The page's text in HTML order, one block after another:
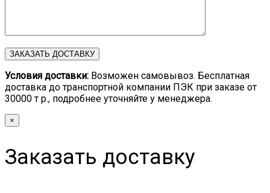
Условия доставки: Возможен самовывоз. Бесплатная
доставка до транспортной компании ПЭК при заказе от
30000 т р., подробнее уточняйте у менеджера.
×
Заказать доставку